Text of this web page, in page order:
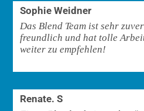
Sophie Weidner
Das Blend Team ist sehr
freundlich und hat tolle
weiter zu empfehlen!
Renate. S